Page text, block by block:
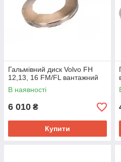
Гальмівний диск Volvo FH
12,13, 16 FM/FL вантажний
В наявності
6 010 ₴
Купити